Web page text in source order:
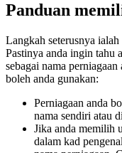
Panduan
Langkah seterusnya
Pastinya anda ingin tahu
sebagai nama
boleh anda gunakan:
Perniagaan anda
nama sendiri atau
Jika anda memilih
dalam kad